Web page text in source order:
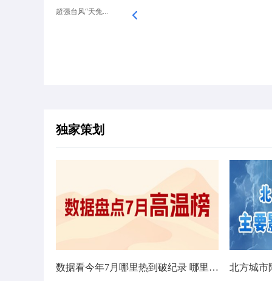
超强台风“天兔...
独家策划
数据看今年7月哪里热到破纪录 哪里暑热连轴转